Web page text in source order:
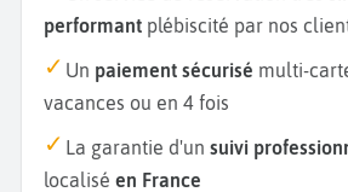
performant plébiscité par nos
Un paiement sécurisé multi-
vacances ou en 4 fois
La garantie d'un suivi
localisé en France